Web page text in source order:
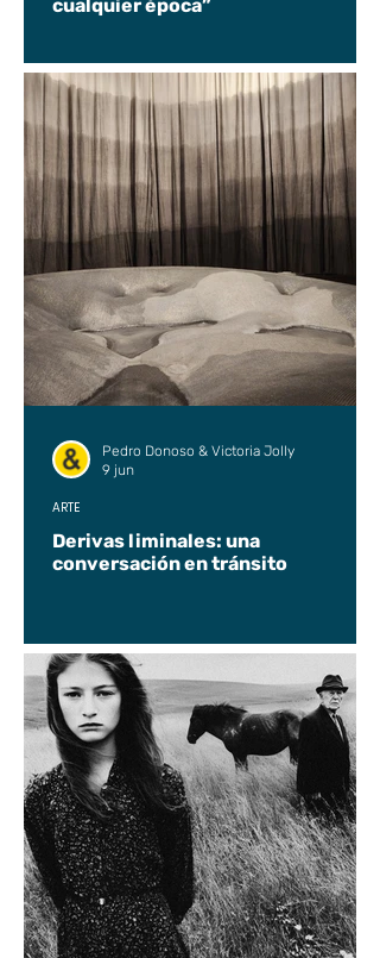
cualquier época”
Derivas liminales: una
conversación en tránsito
ARTE
Pedro Donoso & Victoria Jolly
9 jun